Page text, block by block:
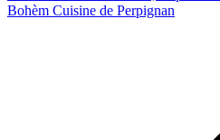
Bohèm Cuisine de Perpignan